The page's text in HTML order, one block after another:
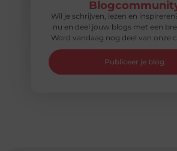
Wil je schrijven, lezen en
nu en deel jouw blogs met een
Word vandaag nog deel van onze
Publiceer je blog